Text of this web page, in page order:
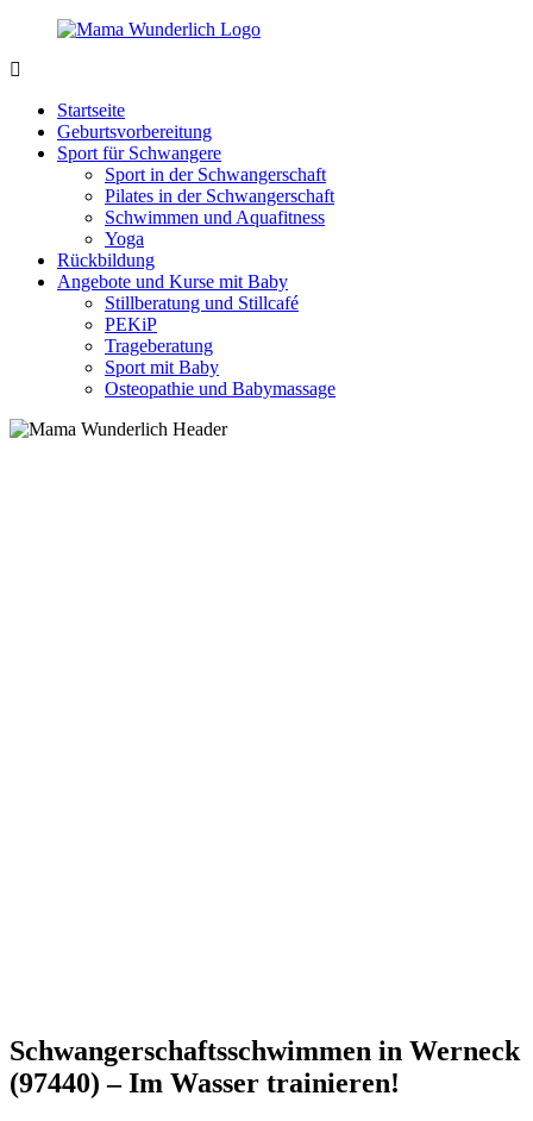
Zurück
Inhalt
sein
wunderbar!
Startseite
Geburtsvorbereitung
Sport für Schwangere
Sport in der Schwangerschaft
Pilates in der Schwangerschaft
Schwimmen und Aquafitness
Yoga
Rückbildung
Angebote und Kurse mit Baby
Stillberatung und Stillcafé
PEKiP
Trageberatung
Sport mit Baby
Osteopathie und Babymassage
Schwangerschaftsschwimmen in Werneck
(97440) – Im Wasser trainieren!